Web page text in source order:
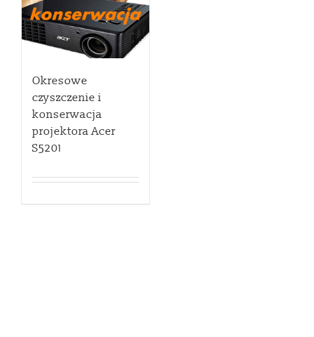
Okresowe
czyszczenie i
konserwacja
projektora Acer
S5201